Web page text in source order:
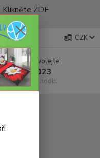
Klikněte ZDE
CZK
rady? Zavolejte.
773 794 023
pátek 9-16 hodin